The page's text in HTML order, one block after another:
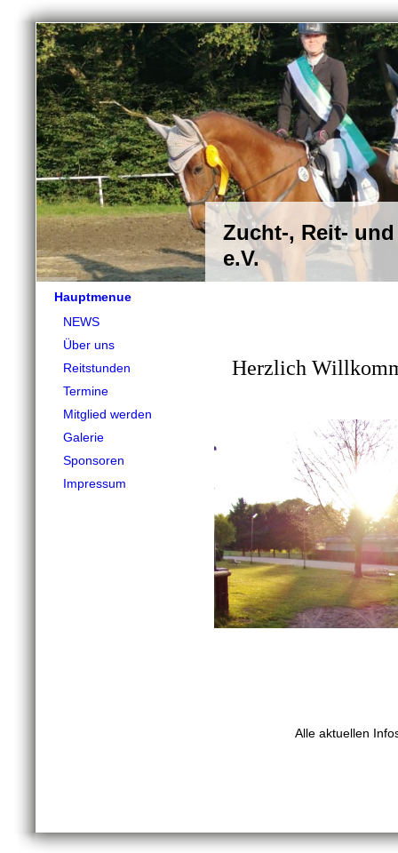
Zucht-, Reit-
e.V.
Hauptmenue
NEWS
Über uns
Reitstunden
Termine
Mitglied werden
Galerie
Sponsoren
Impressum
Herzlich
Alle aktuellen